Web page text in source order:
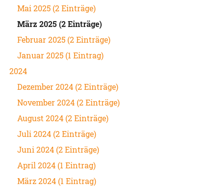
Mai 2025 (2 Einträge)
März 2025 (2 Einträge)
Februar 2025 (2 Einträge)
Januar 2025 (1 Eintrag)
2024
Dezember 2024 (2 Einträge)
November 2024 (2 Einträge)
August 2024 (2 Einträge)
Juli 2024 (2 Einträge)
Juni 2024 (2 Einträge)
April 2024 (1 Eintrag)
März 2024 (1 Eintrag)